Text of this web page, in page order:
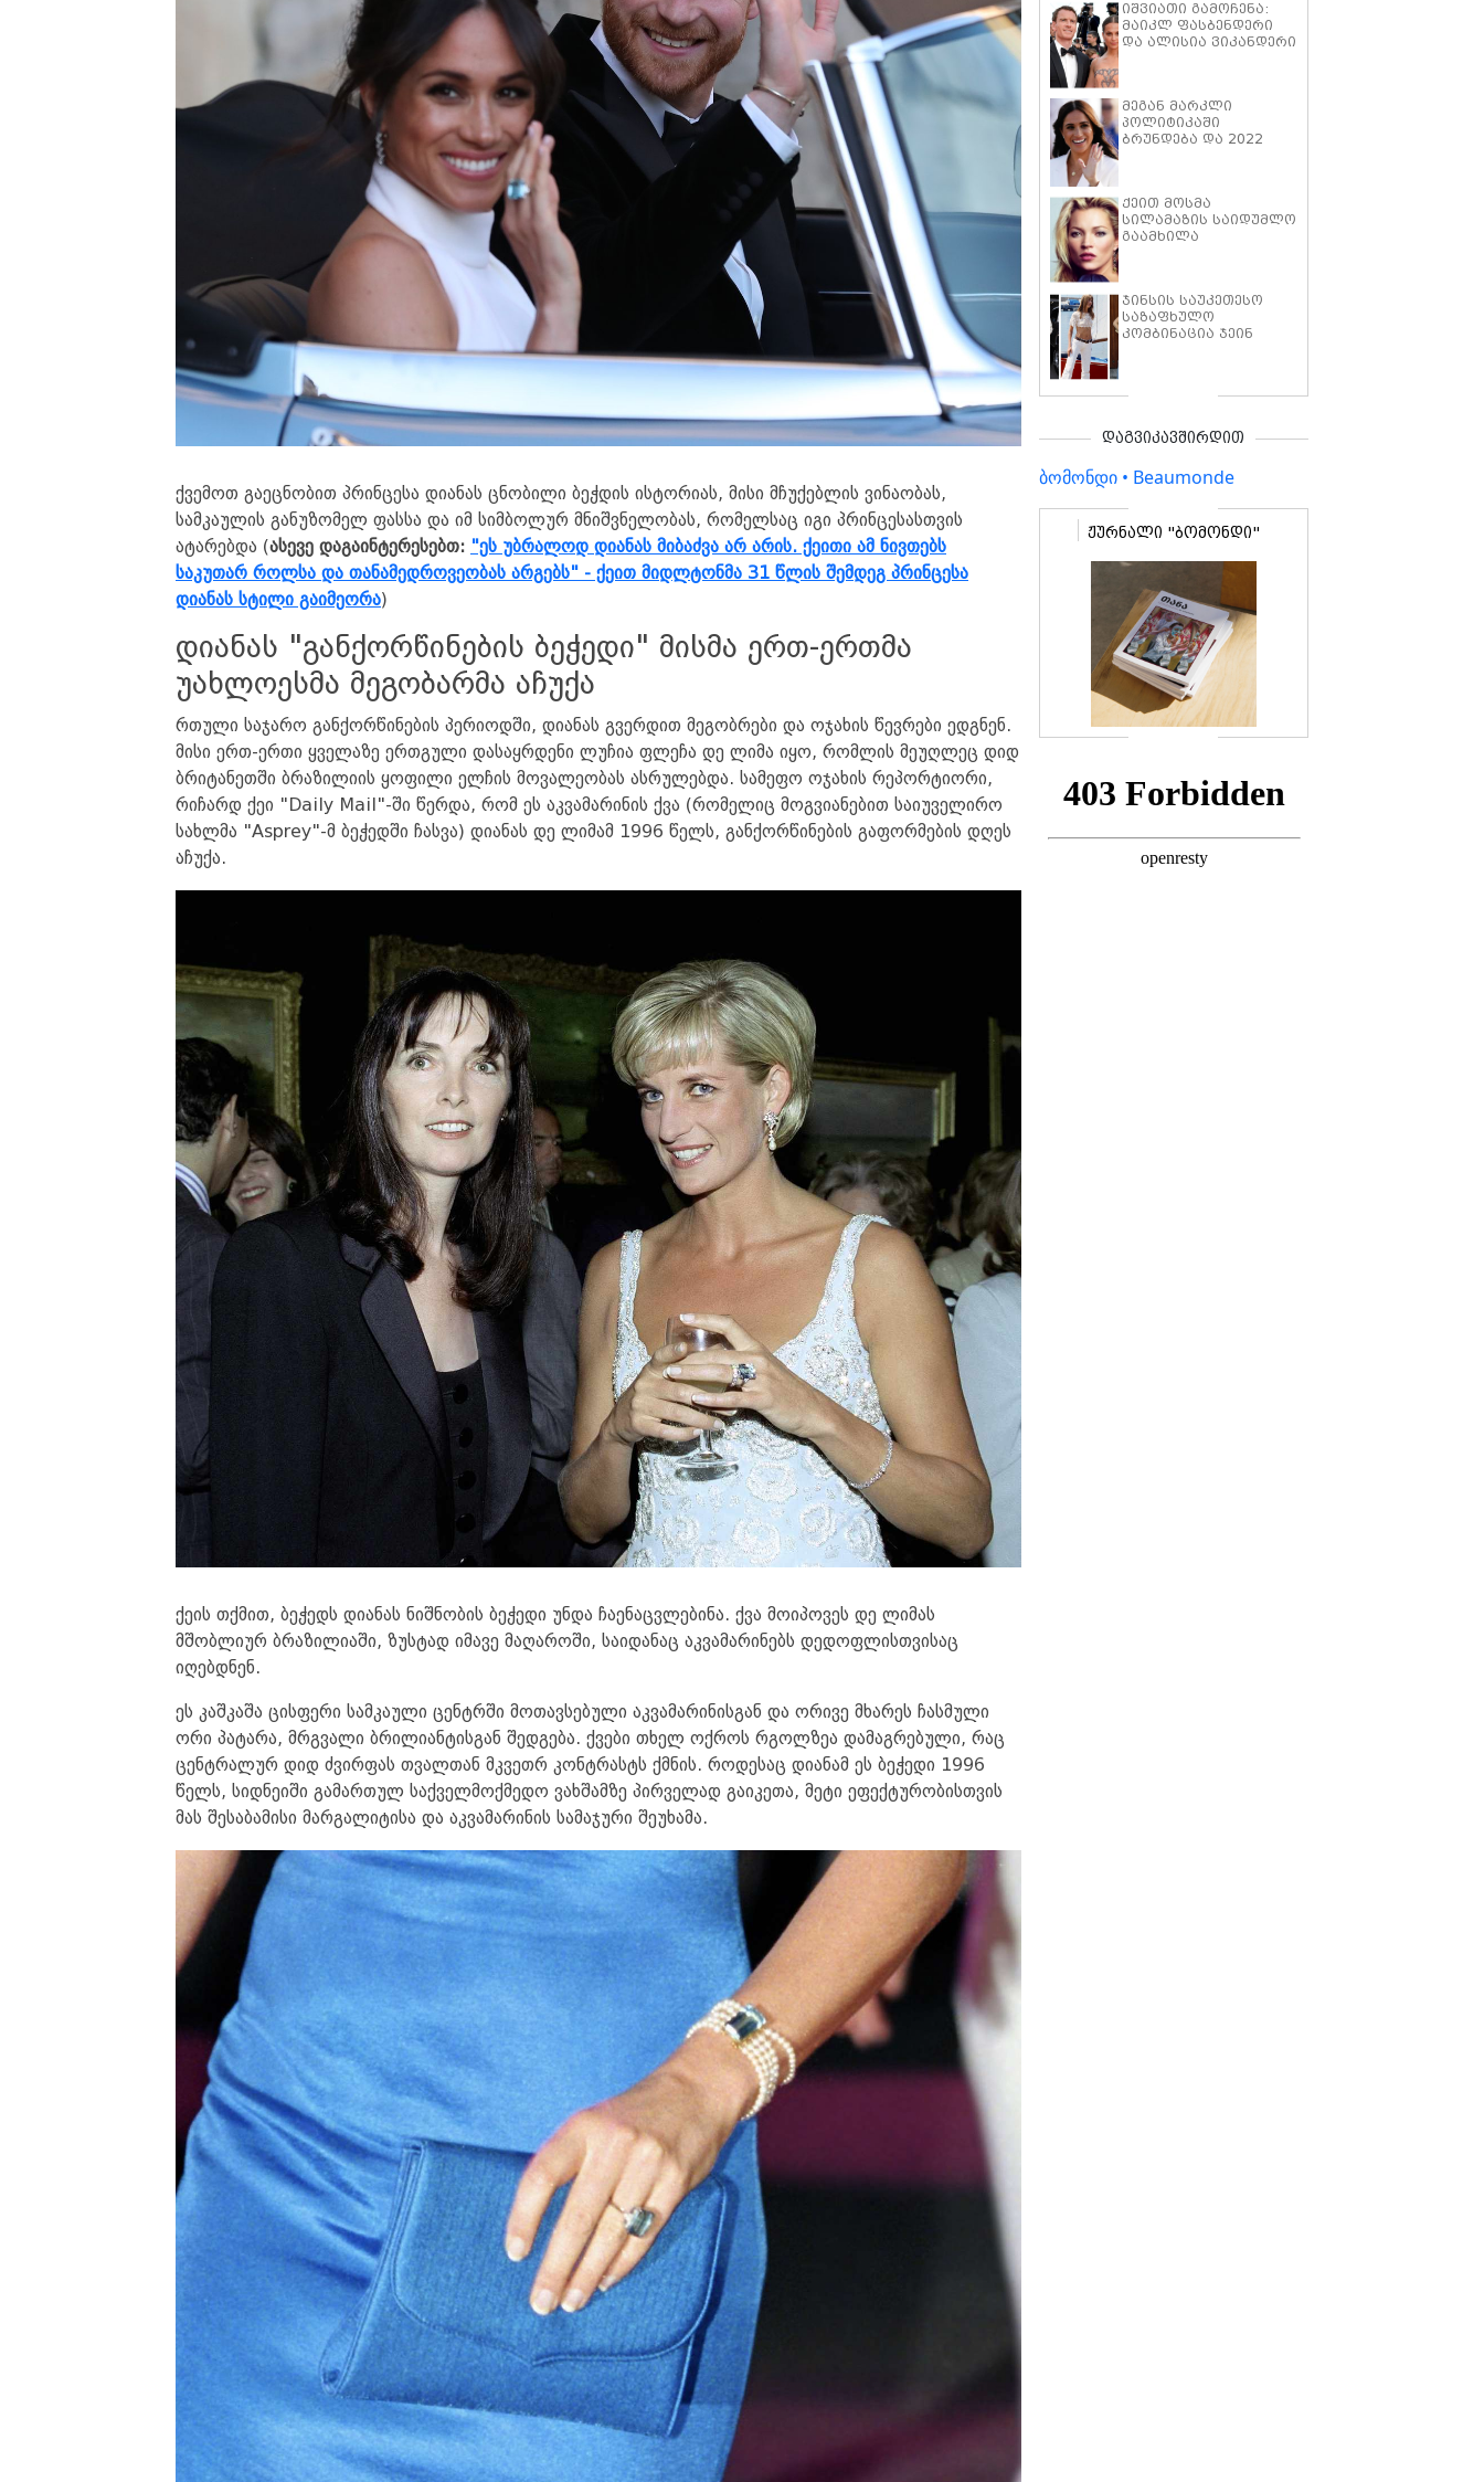
ქვემოთ გაეცნობით პრინცესა დიანას ცნობილი ბეჭდის ისტორიას, მისი მჩუქებლის ვინაობას,
სამკაულის განუზომელ ფასსა და იმ სიმბოლურ მნიშვნელობას, რომელსაც იგი პრინცესასთვის
ატარებდა (ასევე დაგაინტერესებთ: "ეს უბრალოდ დიანას მიბაძვა არ არის. ქეითი ამ ნივთებს
საკუთარ როლსა და თანამედროვეობას არგებს" - ქეით მიდლტონმა 31 წლის შემდეგ პრინცესა
დიანას სტილი გაიმეორა)
დიანას "განქორწინების ბეჭედი" მისმა ერთ-ერთმა
უახლოესმა მეგობარმა აჩუქა
რთული საჯარო განქორწინების პერიოდში, დიანას გვერდით მეგობრები და ოჯახის წევრები ედგნენ.
მისი ერთ-ერთი ყველაზე ერთგული დასაყრდენი ლუჩია ფლეჩა დე ლიმა იყო, რომლის მეუღლეც დიდ
ბრიტანეთში ბრაზილიის ყოფილი ელჩის მოვალეობას ასრულებდა. სამეფო ოჯახის რეპორტიორი,
რიჩარდ ქეი "Daily Mail"-ში წერდა, რომ ეს აკვამარინის ქვა (რომელიც მოგვიანებით საიუველირო
სახლმა "Asprey"-მ ბეჭედში ჩასვა) დიანას დე ლიმამ 1996 წელს, განქორწინების გაფორმების დღეს
აჩუქა.
ქეის თქმით, ბეჭედს დიანას ნიშნობის ბეჭედი უნდა ჩაენაცვლებინა. ქვა მოიპოვეს დე ლიმას
მშობლიურ ბრაზილიაში, ზუსტად იმავე მაღაროში, საიდანაც აკვამარინებს დედოფლისთვისაც
იღებდნენ.
ეს კაშკაშა ცისფერი სამკაული ცენტრში მოთავსებული აკვამარინისგან და ორივე მხარეს ჩასმული
ორი პატარა, მრგვალი ბრილიანტისგან შედგება. ქვები თხელ ოქროს რგოლზეა დამაგრებული, რაც
ცენტრალურ დიდ ძვირფას თვალთან მკვეთრ კონტრასტს ქმნის. როდესაც დიანამ ეს ბეჭედი 1996
წელს, სიდნეიში გამართულ საქველმოქმედო ვახშამზე პირველად გაიკეთა, მეტი ეფექტურობისთვის
მას შესაბამისი მარგალიტისა და აკვამარინის სამაჯური შეუხამა.
იშვიათი გამოჩენა:
მაიკლ ფასბენდერი
და ალისია ვიკანდერი
მეგან მარკლი
პოლიტიკაში
ბრუნდება და 2022
ქეით მოსმა
სილამაზის საიდუმლო
გაამხილა
ჯინსის საუკეთესო
საზაფხულო
კომბინაცია ჯეინ
დაგვიკავშირდით
ბომონდი • Beaumonde
ჟურნალი "ბომონდი"